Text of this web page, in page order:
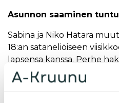
Asunnon saaminen
Sabina ja Niko Hatara
18:an sataneliöiseen
lapsensa kanssa. Perhe
toimintoja helpottavaa
että tuli valituiksi lähes